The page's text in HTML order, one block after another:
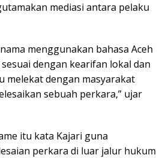
mediasi antara pelaku
menggunakan bahasa Aceh
sesuai dengan kearifan lokal dan
melekat dengan masyarakat
sebuah perkara,” ujar
itu kata Kajari guna
perkara di luar jalur hukum